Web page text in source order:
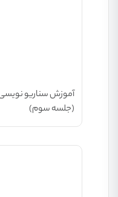
آموزش سناریو
(جلسه سوم)